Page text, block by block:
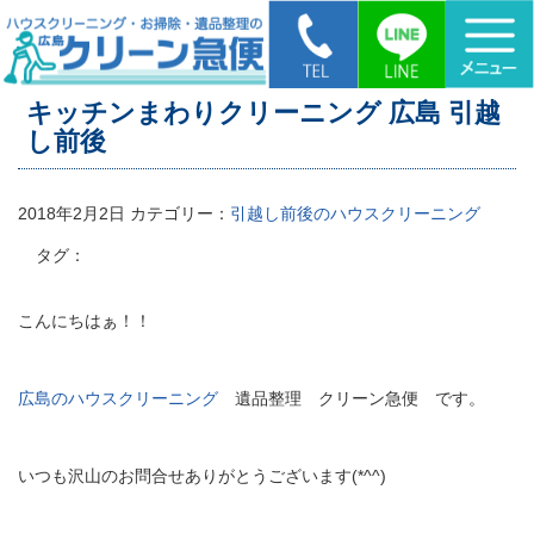
HOME > キッチンまわりクリーニング 広島 引越し前後
キッチンまわりクリーニング 広島 引越
し前後
2018年2月2日 カテゴリー： 引越し前後のハウスクリーニング
タグ：
こんにちはぁ！！
広島のハウスクリーニング 遺品整理 クリーン急便 です。
いつも沢山のお問合せありがとうございます(*^^)